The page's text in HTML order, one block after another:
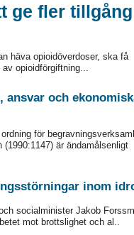
ge fler
häva opioidöverdoser, ska få
opioidförgiftning...
och
för
(1990:1147) är ändamålsenligt
inom
socialminister Jakob
mot brottslighet och al..